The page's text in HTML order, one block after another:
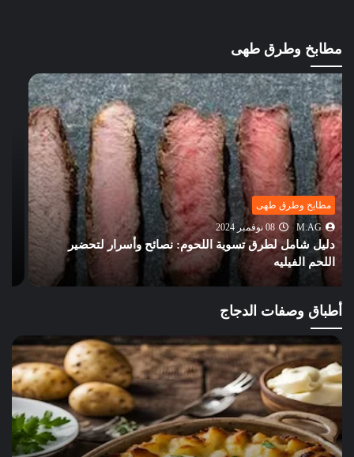
مطابخ وطرق طهى
أكلات خليجية
M.AG
12 أكتوبر 2024
تعرف على أشهر الأكلات فى المطبخ الفلسطينى
أطباق وصفات الدجاج